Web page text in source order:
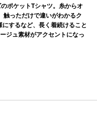
ポケットTシャツ。糸からオ
触っただけで違いがわかるク
するなど、長く着続けること
ジュ素材がアクセントになっ